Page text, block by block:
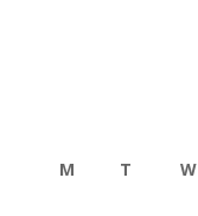
M T W